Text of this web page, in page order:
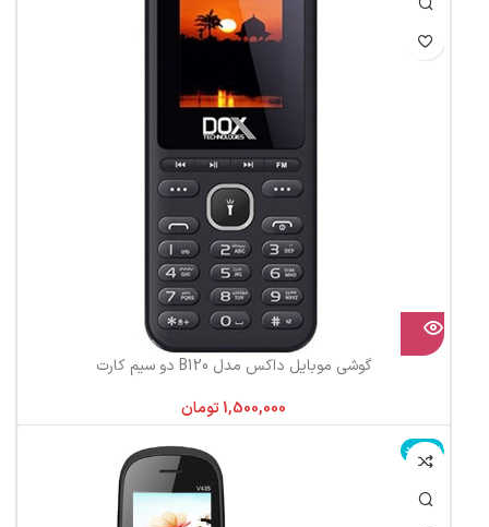
گوشی موبایل داکس مدل B120 دو سیم کارت
تومان
ناموجود